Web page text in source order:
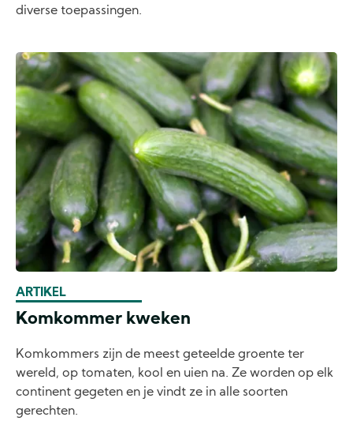
diverse toepassingen.
ARTIKEL
Komkommer kweken
Komkommers zijn de meest geteelde groente ter
wereld, op tomaten, kool en uien na. Ze worden op elk
continent gegeten en je vindt ze in alle soorten
gerechten.